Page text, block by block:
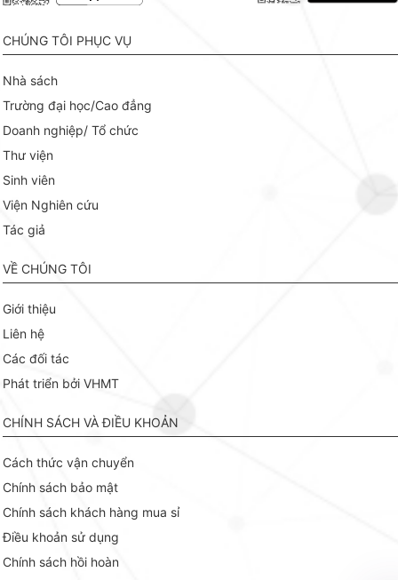
CHÚNG TÔI PHỤC VỤ
Nhà sách
Trường đại học/Cao đẳng
Doanh nghiệp/ Tổ chức
Thư viện
Sinh viên
Viện Nghiên cứu
Tác giả
VỀ CHÚNG TÔI
Giới thiệu
Liên hệ
Các đối tác
Phát triển bởi VHMT
CHÍNH SÁCH VÀ ĐIỀU KHOẢN
Cách thức vận chuyển
Chính sách bảo mật
Chính sách khách hàng mua sỉ
Điều khoản sử dụng
Chính sách hồi hoàn